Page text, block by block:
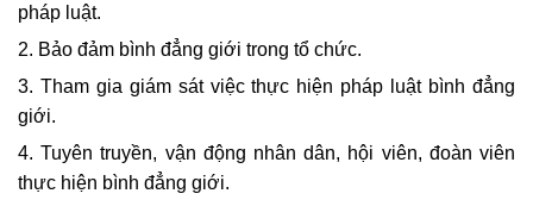
pháp luật.
2. Bảo đảm bình đẳng giới trong tổ chức.
3. Tham gia giám sát việc thực hiện pháp luật bình đẳng
giới.
4. Tuyên truyền, vận động nhân dân, hội viên, đoàn viên
thực hiện bình đẳng giới.